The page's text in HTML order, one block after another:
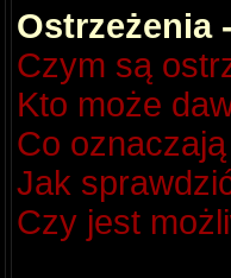
Ostrzeżenia
Czym są
Kto może
Co
Jak
Czy jest